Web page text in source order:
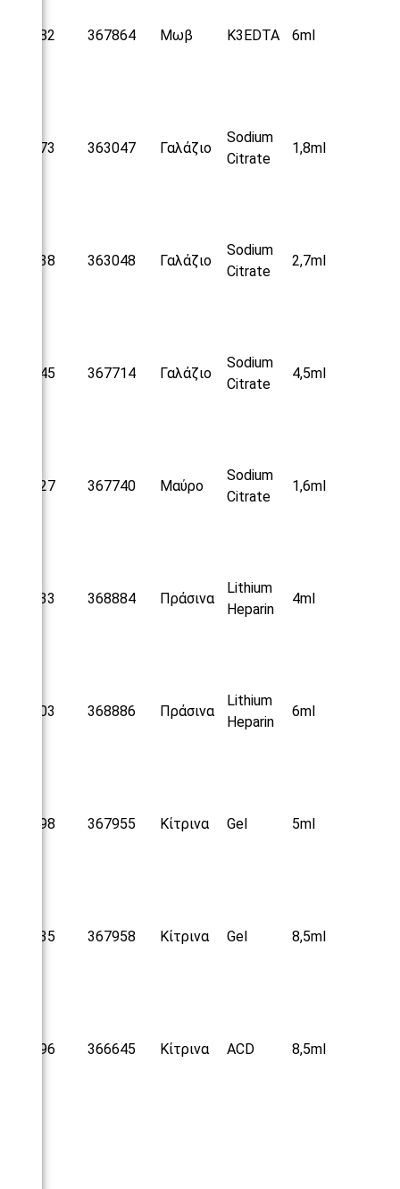
25182 367864 Μωβ Κ3EDTA 6ml
25173 363047 Γαλάζιο
Sodium
Citrate
1,8ml
25038 363048 Γαλάζιο
Sodium
Citrate
2,7ml
25045 367714 Γαλάζιο
Sodium
Citrate
4,5ml
25127 367740 Μαύρο
Sodium
Citrate
1,6ml
25233 368884 Πράσινα
Lithium
Heparin
4ml
25303 368886 Πράσινα
Lithium
Heparin
6ml
25098 367955 Κίτρινα Gel 5ml
25235 367958 Κίτρινα Gel 8,5ml
25496 366645 Κίτρινα ACD 8,5ml